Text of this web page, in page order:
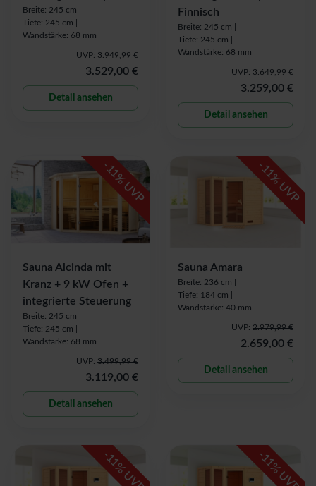
Breite: 245 cm |
Tiefe: 245 cm |
Wandstärke: 68 mm
UVP: 3.949,99 €
3.529,00 €
Detail ansehen
Finnisch
Breite: 245 cm |
Tiefe: 245 cm |
Wandstärke: 68 mm
UVP: 3.649,99 €
3.259,00 €
Detail ansehen
-
11
% UVP
Sauna Alcinda mit
Kranz + 9 kW Ofen +
integrierte Steuerung
Breite: 245 cm |
Tiefe: 245 cm |
Wandstärke: 68 mm
UVP: 3.499,99 €
3.119,00 €
Detail ansehen
-
11
% UVP
Sauna Amara
Breite: 236 cm |
Tiefe: 184 cm |
Wandstärke: 40 mm
UVP: 2.979,99 €
2.659,00 €
Detail ansehen
-
11
% UVP
-
11
% UVP